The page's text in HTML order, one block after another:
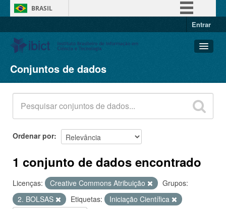
BRASIL
Entrar
Conjuntos de dados
Organizações
Grupos
Sobre
Conjuntos de dados
Ordenar por
1 conjunto de dados encontrado
Licenças: Creative Commons Atribuição
Grupos:
2. BOLSAS
Etiquetas:
Iniciação Científica